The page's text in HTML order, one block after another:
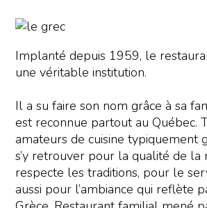
Implanté depuis 1959, le
une véritable institution.
Il a su faire son nom grâce à sa
est reconnue partout au Québec.
amateurs de cuisine typiquement
s’y retrouver pour la qualité de la
respecte les traditions, pour le
aussi pour l’ambiance qui reflète